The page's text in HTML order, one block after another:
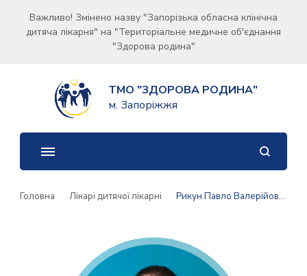
Важливо! Змінено назву "Запорізька обласна клінічна
дитяча лікарня" на "Територіальне медичне об'єднання
"Здорова родина"
ТМО "ЗДОРОВА РОДИНА"
м. Запоріжжя
Головна Лікарі дитячої лікарні Рикун Павло Валерійович